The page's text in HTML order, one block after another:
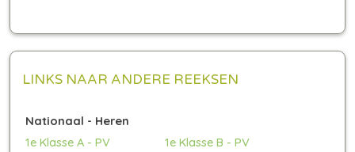
LINKS NAAR ANDERE REEKSEN
Nationaal - Heren
1e Klasse A - PV
1e Klasse B - PV